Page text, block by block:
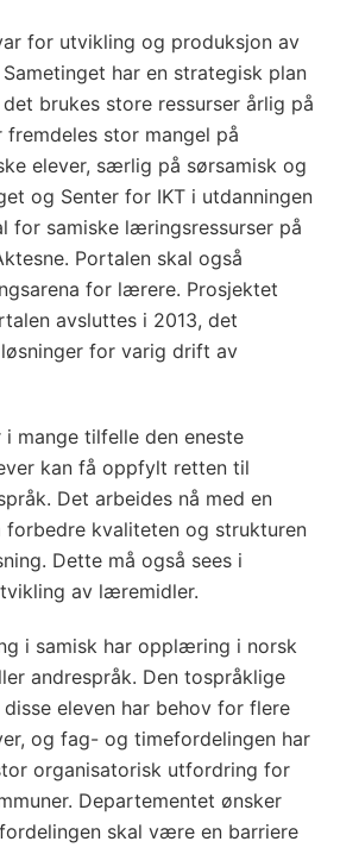
for utvikling og produksjon av
har en strategisk plan
brukes store ressurser årlig på
stor mangel på
elever, særlig på sørsamisk og
og Senter for IKT i utdanningen
for samiske læringsressurser på
Portalen skal også
for lærere. Prosjektet
avsluttes i 2013, det
for varig drift av
i mange tilfelle den eneste
kan få oppfylt retten til
Det arbeides nå med en
kvaliteten og strukturen
Dette må også sees i
av læremidler.
i samisk har opplæring i norsk
andrespråk. Den tospråklige
eleven har behov for flere
og fag- og timefordelingen har
organisatorisk utfordring for
Departementet ønsker
skal være en barriere